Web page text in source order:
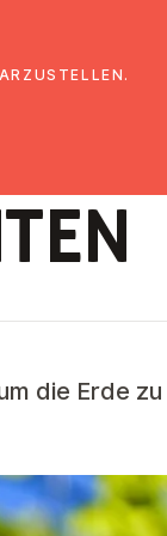
die Erde zu